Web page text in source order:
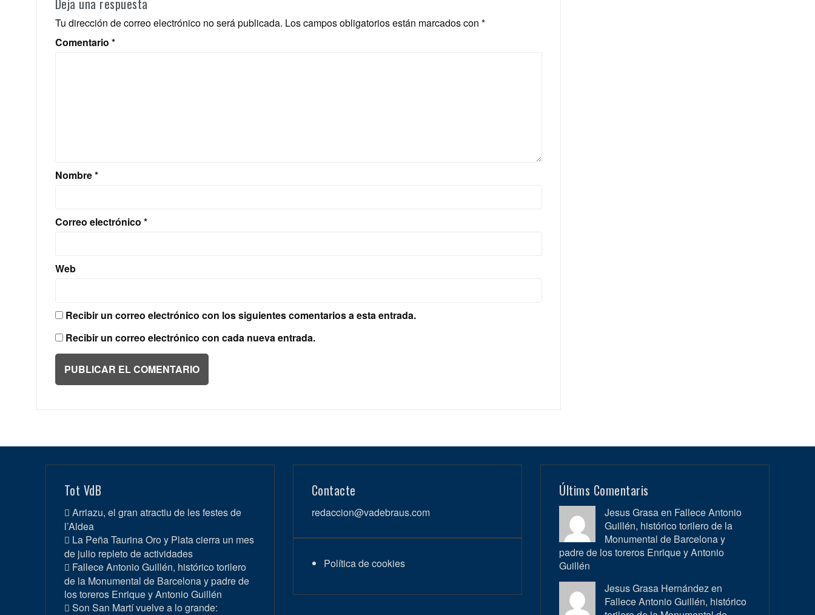
Deja una respuesta
Tu dirección de correo electrónico no será publicada. Los campos obligatorios están marcados con *
Comentario *
Nombre*
Correo electrónico *
Web
Recibir un correo electrónico con los siguientes comentarios a esta entrada.
Recibir un correo electrónico con cada nueva entrada.
Tot VdB
Arriazu, el gran atractiu de les festes de
l’Aldea
La Peña Taurina Oro y Plata cierra un mes
de julio repleto de actividades
Fallece Antonio Guillén, histórico torilero
de la Monumental de Barcelona y padre de
los toreros Enrique y Antonio Guillén
Son San Martí vuelve a lo grande:
Contacte
redaccion@vadebraus.com
Política de cookies
Últims Comentaris
Jesus Grasa en Fallece Antonio
Guillén, histórico torilero de la
Monumental de Barcelona y
padre de los toreros Enrique y Antonio
Guillén
Jesus Grasa Hernández en
Fallece Antonio Guillén, histórico